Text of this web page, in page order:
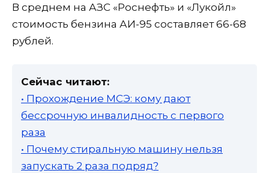
В среднем на АЗС «Роснефть» и «Лукойл»
стоимость бензина АИ-95 составляет 66-68
рублей.
Сейчас читают:
• Прохождение МСЭ: кому дают
бессрочную инвалидность с первого
раза
• Почему стиральную машину нельзя
запускать 2 раза подряд?